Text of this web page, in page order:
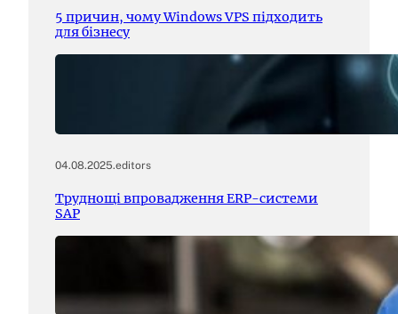
5 причин, чому Windows VPS підходить
для бізнесу
04.08.2025.editors
Труднощі впровадження ERP-системи
SAP